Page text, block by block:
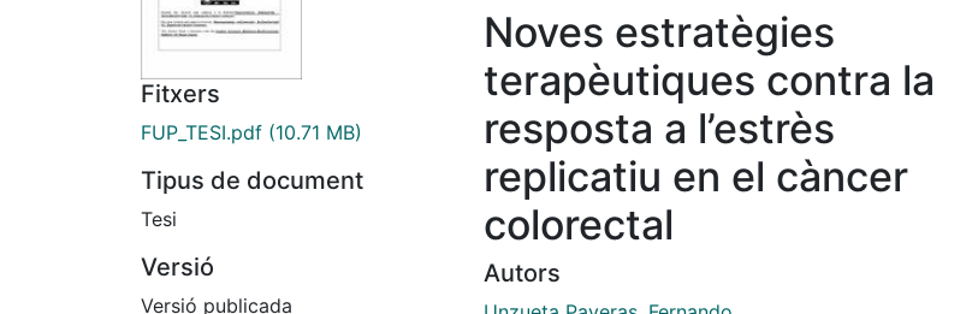
Fitxers
FUP_TESI.pdf (10.71 MB)
Tipus de document
Tesi
Versió
Versió publicada
Noves estratègies
terapèutiques contra la
resposta a l’estrès
replicatiu en el càncer
colorectal
Autors